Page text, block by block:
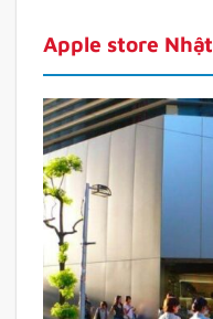
Apple store